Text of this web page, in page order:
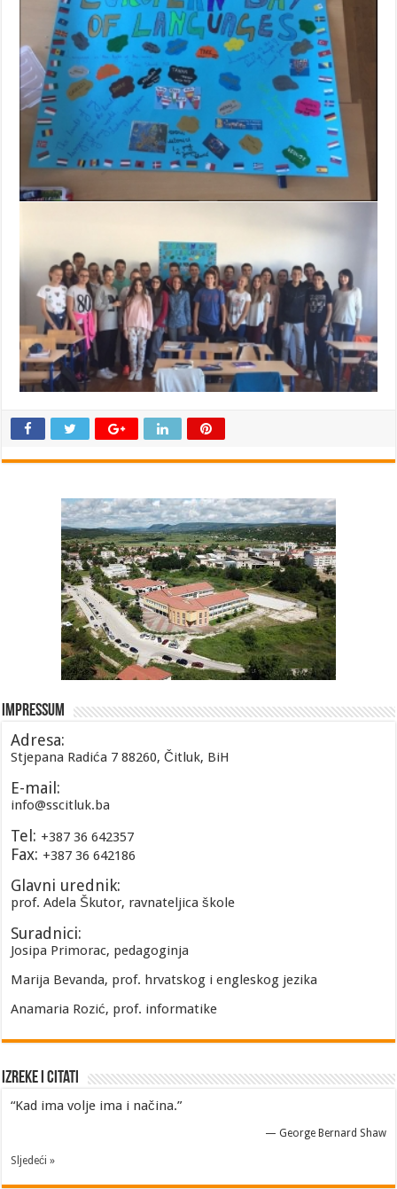
Impressum
Adresa:
Stjepana Radića 7 88260, Čitluk, BiH
E-mail:
info@sscitluk.ba
Tel: +387 36 642357
Fax: +387 36 642186
Glavni urednik:
prof. Adela Škutor, ravnateljica škole
Suradnici:
Josipa Primorac, pedagoginja
Marija Bevanda, prof. hrvatskog i engleskog jezika
Anamaria Rozić, prof. informatike
Izreke i Citati
“Kad ima volje ima i načina.”
— George Bernard Shaw
Sljedeći »